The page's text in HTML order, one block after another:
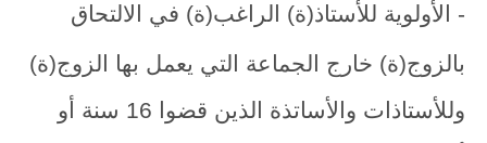
- الأولوية للأستاذ(ة) الراغب(ة) في الالتحاق
بالزوج(ة) خارج الجماعة التي يعمل بها الزوج(ة)
وللأستاذات والأساتذة الذين قضوا 16 سنة أو